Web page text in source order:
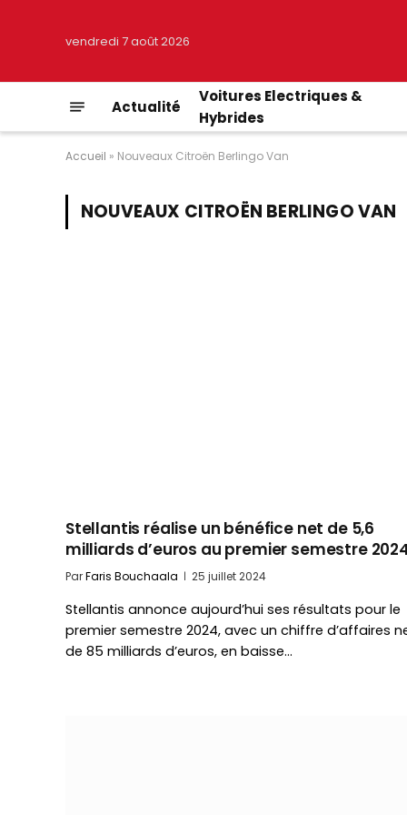
vendredi 7 août 2026
Actualité
Voitures Electriques &
Hybrides
Accueil » Nouveaux Citroën Berlingo Van
NOUVEAUX CITROËN BERLINGO VAN
Stellantis réalise un bénéfice net de 5,6
milliards d’euros au premier semestre
ParFaris Bouchaala 25 juillet 2024
Stellantis annonce aujourd’hui ses résultats pour le
premier semestre 2024, avec un chiffre d’affaires
de 85 milliards d’euros, en baisse…